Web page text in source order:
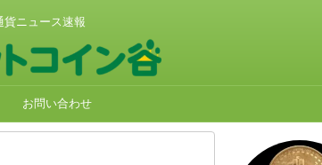
貨ニュース速報
お問い合わせ